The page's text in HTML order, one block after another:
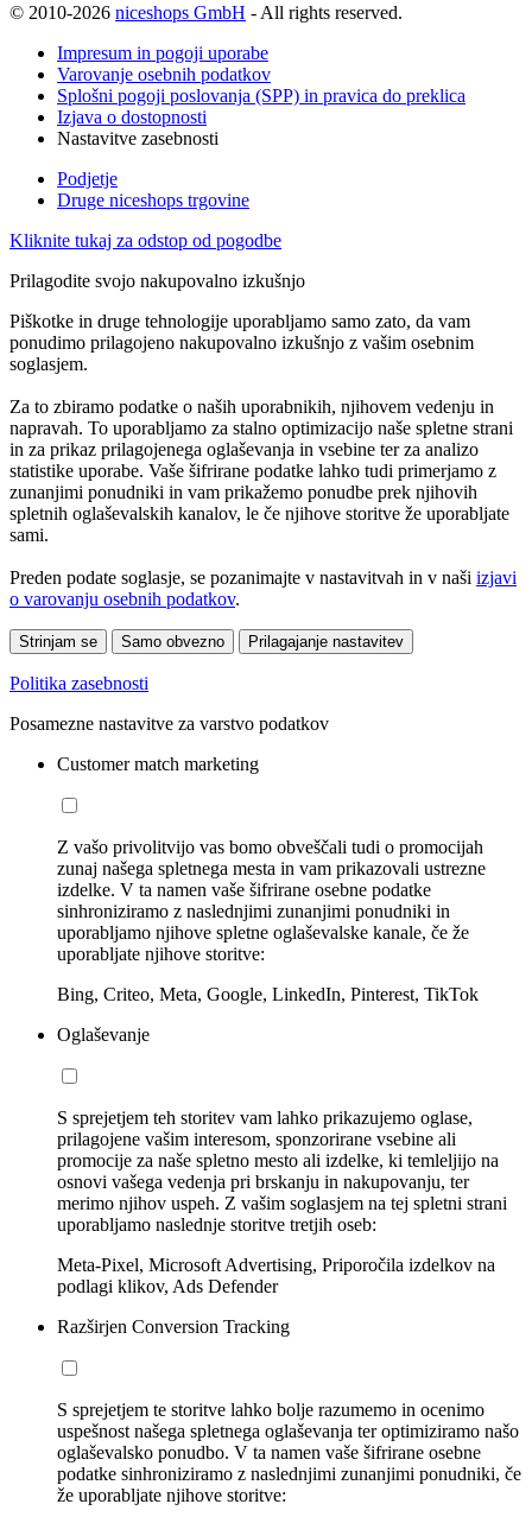
© 2010-2026 niceshops GmbH - All rights reserved.
Impresum in pogoji uporabe
Varovanje osebnih podatkov
Splošni pogoji poslovanja (SPP) in pravica do preklica
Izjava o dostopnosti
Nastavitve zasebnosti
Podjetje
Druge niceshops trgovine
Kliknite tukaj za odstop od pogodbe
Prilagodite svojo nakupovalno izkušnjo
Piškotke in druge tehnologije uporabljamo samo zato, da vam
ponudimo prilagojeno nakupovalno izkušnjo z vašim osebnim
soglasjem.
Za to zbiramo podatke o naših uporabnikih, njihovem vedenju in
napravah. To uporabljamo za stalno optimizacijo naše spletne strani
in za prikaz prilagojenega oglaševanja in vsebine ter za analizo
statistike uporabe. Vaše šifrirane podatke lahko tudi primerjamo z
zunanjimi ponudniki in vam prikažemo ponudbe prek njihovih
spletnih oglaševalskih kanalov, le če njihove storitve že uporabljate
sami.
Preden podate soglasje, se pozanimajte v nastavitvah in v naši izjavi
o varovanju osebnih podatkov.
Strinjam se Samo obvezno Prilagajanje nastavitev
Politika zasebnosti
Posamezne nastavitve za varstvo podatkov
Customer match marketing
Z vašo privolitvijo vas bomo obveščali tudi o promocijah
zunaj našega spletnega mesta in vam prikazovali ustrezne
izdelke. V ta namen vaše šifrirane osebne podatke
sinhroniziramo z naslednjimi zunanjimi ponudniki in
uporabljamo njihove spletne oglaševalske kanale, če že
uporabljate njihove storitve:
Bing, Criteo, Meta, Google, LinkedIn, Pinterest, TikTok
Oglaševanje
S sprejetjem teh storitev vam lahko prikazujemo oglase,
prilagojene vašim interesom, sponzorirane vsebine ali
promocije za naše spletno mesto ali izdelke, ki temleljijo na
osnovi vašega vedenja pri brskanju in nakupovanju, ter
merimo njihov uspeh. Z vašim soglasjem na tej spletni strani
uporabljamo naslednje storitve tretjih oseb:
Meta-Pixel, Microsoft Advertising, Priporočila izdelkov na
podlagi klikov, Ads Defender
Razširjen Conversion Tracking
S sprejetjem te storitve lahko bolje razumemo in ocenimo
uspešnost našega spletnega oglaševanja ter optimiziramo našo
oglaševalsko ponudbo. V ta namen vaše šifrirane osebne
podatke sinhroniziramo z naslednjimi zunanjimi ponudniki, če
že uporabljate njihove storitve: